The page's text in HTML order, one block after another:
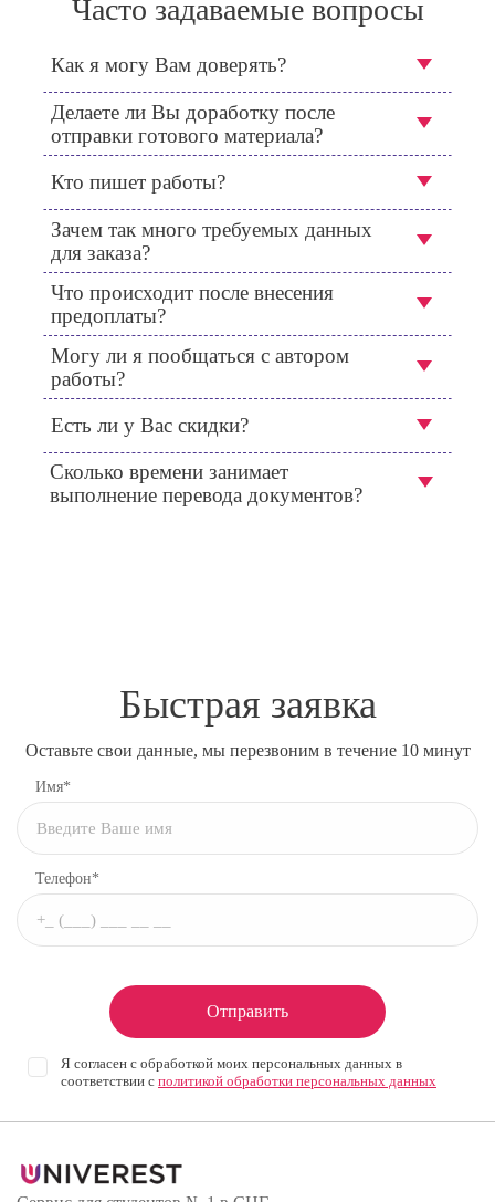
Часто задаваемые вопросы
Как я могу Вам доверять?
Делаете ли Вы доработку после
отправки готового материала?
Кто пишет работы?
Зачем так много требуемых данных
для заказа?
Что происходит после внесения
предоплаты?
Могу ли я пообщаться с автором
работы?
Есть ли у Вас скидки?
Сколько времени занимает
выполнение перевода документов?
Быстрая заявка
Оставьте свои данные, мы перезвоним в течение 10 минут
Имя*
Телефон*
Отправить
Я согласен с обработкой моих персональных данных в
соответствии с политикой обработки персональных данных